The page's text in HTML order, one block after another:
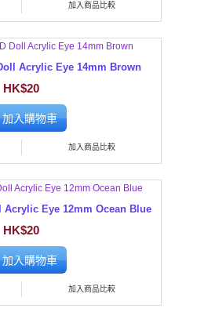
加入商品比較
Acrylic Eye 14mm Brown
HK$20
加入購物車
加入商品比較
Acrylic Eye 12mm Ocean Blue
HK$20
加入購物車
加入商品比較